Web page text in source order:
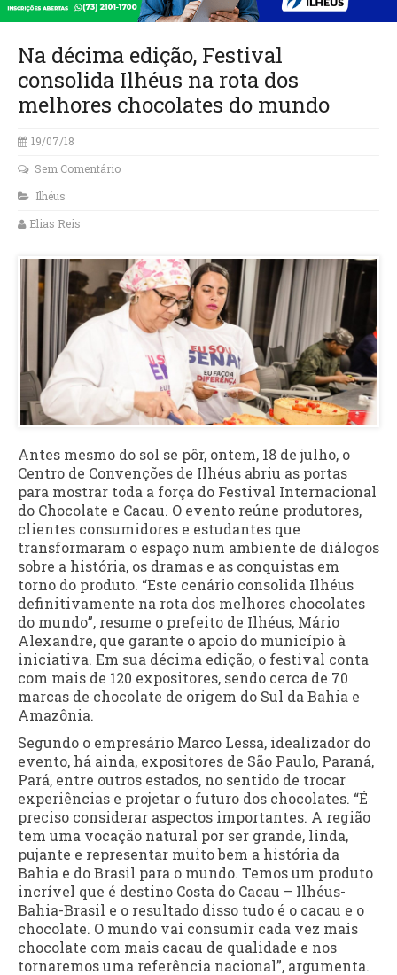
Na décima edição, Festival
consolida Ilhéus na rota dos
melhores chocolates do mundo
19/07/18
Sem Comentário
Ilhéus
Elias Reis
Antes mesmo do sol se pôr, ontem, 18 de julho, o
Centro de Convenções de Ilhéus abriu as portas
para mostrar toda a força do Festival Internacional
do Chocolate e Cacau. O evento reúne produtores,
clientes consumidores e estudantes que
transformaram o espaço num ambiente de diálogos
sobre a história, os dramas e as conquistas em
torno do produto. “Este cenário consolida Ilhéus
definitivamente na rota dos melhores chocolates
do mundo”, resume o prefeito de Ilhéus, Mário
Alexandre, que garante o apoio do município à
iniciativa. Em sua décima edição, o festival conta
com mais de 120 expositores, sendo cerca de 70
marcas de chocolate de origem do Sul da Bahia e
Amazônia.
Segundo o empresário Marco Lessa, idealizador do
evento, há ainda, expositores de São Paulo, Paraná,
Pará, entre outros estados, no sentido de trocar
experiências e projetar o futuro dos chocolates. “É
preciso considerar aspectos importantes. A região
tem uma vocação natural por ser grande, linda,
pujante e representar muito bem a história da
Bahia e do Brasil para o mundo. Temos um produto
incrível que é destino Costa do Cacau – Ilhéus-
Bahia-Brasil e o resultado disso tudo é o cacau e o
chocolate. O mundo vai consumir cada vez mais
chocolate com mais cacau de qualidade e nos
tornaremos uma referência nacional”, argumenta.